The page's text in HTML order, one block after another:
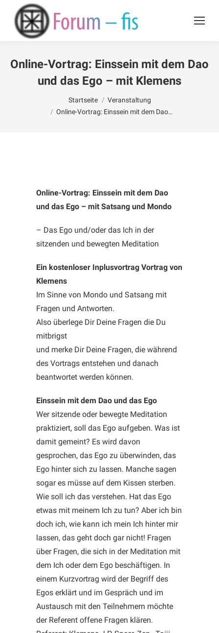
Online-Vortrag: Einssein mit dem Dao
und das Ego – mit Klemens
Startseite
Veranstaltung
Online-Vortrag: Einssein mit dem Dao…
Online-Vortrag: Einssein mit dem Dao
und das Ego – mit Satsang und Mondo
– Das Ego und/oder das Ich in der
sitzenden und bewegten Meditation
Ein kostenloser Inplusvortrag Vortrag von
Klemens
Im Sinne von Mondo und Satsang mit
Fragen und Antworten.
Also überlege Dir Deine Fragen die Du
mitbrigst
und merke Dir Deine Fragen, die während
des Vortrags entstehen und danach
beantwortet werden können.
Einssein mit dem Dao und das Ego
Wer sitzende oder bewegte Meditation
praktiziert, soll das Ego aufgeben. Was ist
damit gemeint? Es wird davon
gesprochen, das Ego zu überwinden, das
Ego hinter sich zu lassen. Manche sagen
sogar es müsse auf dem Kissen sterben.
Wie soll ich das verstehen. Hat das Ego
etwas mit meinem Ich zu tun? Aber ich bin
doch ich, wie kann ich mein Ich hinter mir
lassen, das geht doch gar nicht! Fragen
über Fragen, die sich in der Meditation mit
dem Ich oder dem Ego beschäftigen. In
einem Kurzvortrag wird der Begriff des
Egos erklärt und im Gespräch und im
Austausch mit den Teilnehmern möchte
der Referent offene Fragen klären.